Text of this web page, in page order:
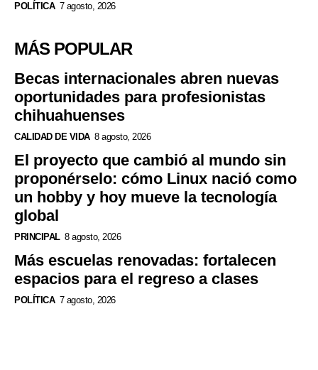
POLÍTICA 7 agosto, 2026
MÁS POPULAR
Becas internacionales abren nuevas
oportunidades para profesionistas
chihuahuenses
CALIDAD DE VIDA 8 agosto, 2026
El proyecto que cambió al mundo sin
proponérselo: cómo Linux nació como
un hobby y hoy mueve la tecnología
global
PRINCIPAL 8 agosto, 2026
Más escuelas renovadas: fortalecen
espacios para el regreso a clases
POLÍTICA 7 agosto, 2026